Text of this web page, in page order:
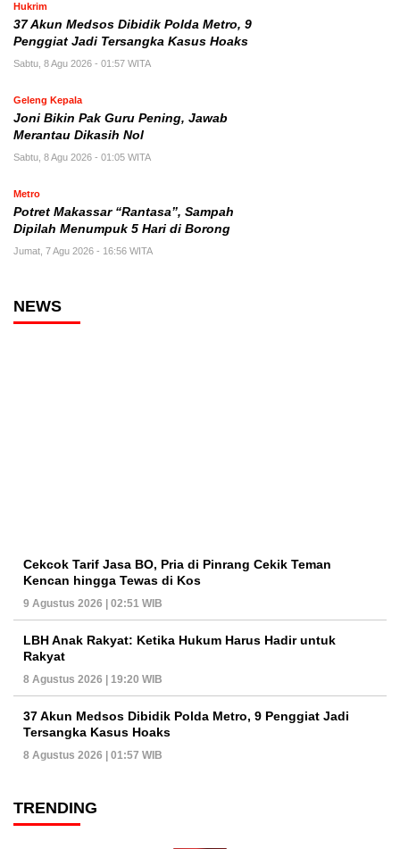
Hukrim
37 Akun Medsos Dibidik Polda Metro, 9
Penggiat Jadi Tersangka Kasus Hoaks
Sabtu, 8 Agu 2026 - 01:57 WITA
Geleng Kepala
Joni Bikin Pak Guru Pening, Jawab
Merantau Dikasih Nol
Sabtu, 8 Agu 2026 - 01:05 WITA
Metro
Potret Makassar “Rantasa”, Sampah
Dipilah Menumpuk 5 Hari di Borong
Jumat, 7 Agu 2026 - 16:56 WITA
NEWS
Cekcok Tarif Jasa BO, Pria di Pinrang Cekik Teman
Kencan hingga Tewas di Kos
9 Agustus 2026 | 02:51 WIB
LBH Anak Rakyat: Ketika Hukum Harus Hadir untuk
Rakyat
8 Agustus 2026 | 19:20 WIB
37 Akun Medsos Dibidik Polda Metro, 9 Penggiat Jadi
Tersangka Kasus Hoaks
8 Agustus 2026 | 01:57 WIB
TRENDING